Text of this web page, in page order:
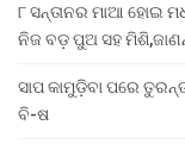
୮ ସନ୍ତାନର ମାଆ ହୋଇ
ନିଜ ବଡ଼ ପୁଅ ସହ
ସାପ କାମୁଡ଼ିବା ପରେ
ବି-ଷ